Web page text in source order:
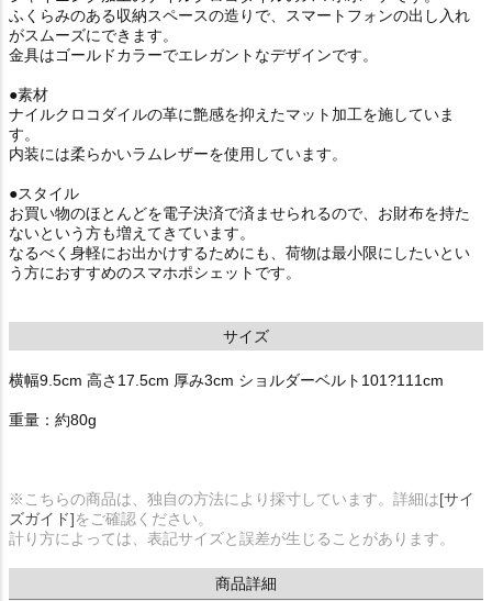
ふくらみのある収納スペースの造りで、スマートフォンの出し入れ
がスムーズにできます。
金具はゴールドカラーでエレガントなデザインです。
●素材
ナイルクロコダイルの革に艶感を抑えたマット加工を施していま
す。
内装には柔らかいラムレザーを使用しています。
●スタイル
お買い物のほとんどを電子決済で済ませられるので、お財布を持た
ないという方も増えてきています。
なるべく身軽にお出かけするためにも、荷物は最小限にしたいとい
う方におすすめのスマホポシェットです。
サイズ
横幅9.5cm 高さ17.5cm 厚み3cm ショルダーベルト101?111cm
重量：約80g
※こちらの商品は、独自の方法により採寸しています。詳細は[サイ
ズガイド]をご確認ください。
計り方によっては、表記サイズと誤差が生じることがあります。
商品詳細